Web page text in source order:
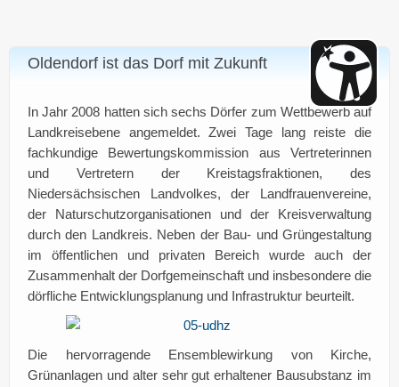
Oldendorf ist das Dorf mit Zukunft
In Jahr 2008 hatten sich sechs Dörfer zum Wettbewerb auf
Landkreisebene angemeldet. Zwei Tage lang reiste die
fachkundige Bewertungskommission aus Vertreterinnen
und Vertretern der Kreistagsfraktionen, des
Niedersächsischen Landvolkes, der Landfrauenvereine,
der Naturschutzorganisationen und der Kreisverwaltung
durch den Landkreis. Neben der Bau- und Grüngestaltung
im öffentlichen und privaten Bereich wurde auch der
Zusammenhalt der Dorfgemeinschaft und insbesondere die
dörfliche Entwicklungsplanung und Infrastruktur beurteilt.
Die hervorragende Ensemblewirkung von Kirche,
Grünanlagen und alter sehr gut erhaltener Bausubstanz im